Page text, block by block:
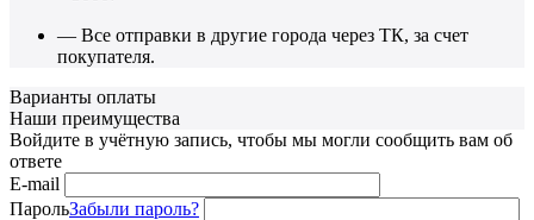
— Все отправки в другие города через ТК, за счет
покупателя.
Варианты оплаты
Наши преимущества
Войдите в учётную запись, чтобы мы могли сообщить вам об
ответе
E-mail
ПарольЗабыли пароль?